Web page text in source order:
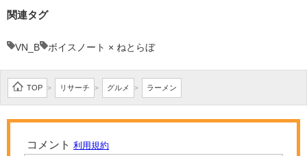
関連タグ
VN_B ボイスノート × ねとらぼ
TOP > リサーチ > グルメ > ラーメン